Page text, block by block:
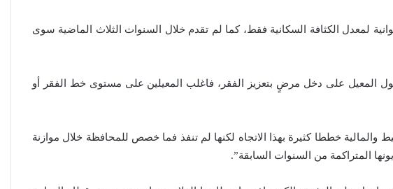
لمعدل الكثافة السكانية فقط، كما لم تقدم خلال السنوات الثلاث الماضية سوى
المعيل على دخل مرضٍ بتعزيز الفقر، فاغلب المعيلين على مستوى خط الفقر أو
خططا كثيرة بهذا الاتجاه لكنها لم تنفذ فما خصص للمحافظة خلال موازنة